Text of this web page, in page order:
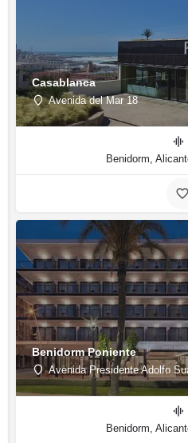
Casablanca
Avenida del Mar 18
Benidorm,
Benidorm Poniente
Avenida Presidente Adolfo
Benidorm,